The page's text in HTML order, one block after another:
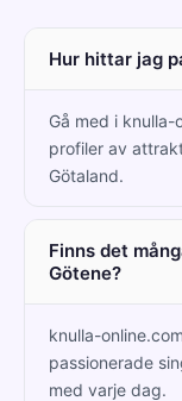
Hur hittar jag
Gå med i
profiler av
Götaland.
Finns det
Götene?
knulla-
passionerade
med varje dag.